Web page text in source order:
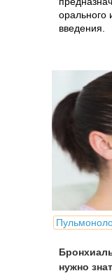
орального
введения.
нужно